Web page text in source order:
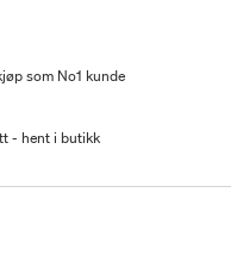
som No1 kunde
- hent i butikk